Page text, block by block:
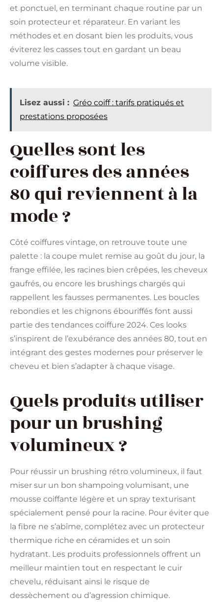
et ponctuel, en terminant chaque routine par un
soin protecteur et réparateur. En variant les
méthodes et en dosant bien les produits, vous
éviterez les casses tout en gardant un beau
volume visible.
Lisez aussi : Gréo coiff : tarifs pratiqués et
prestations proposées
Quelles sont les
coiffures des années
80 qui reviennent à la
mode ?
Côté coiffures vintage, on retrouve toute une
palette : la coupe mulet remise au goût du jour, la
frange effilée, les racines bien crêpées, les cheveux
gaufrés, ou encore les brushings chargés qui
rappellent les fausses permanentes. Les boucles
rebondies et les chignons ébouriffés font aussi
partie des tendances coiffure 2024. Ces looks
s’inspirent de l’exubérance des années 80, tout en
intégrant des gestes modernes pour préserver le
cheveu et bien s’adapter à chaque visage.
Quels produits utiliser
pour un brushing
volumineux ?
Pour réussir un brushing rétro volumineux, il faut
miser sur un bon shampoing volumisant, une
mousse coiffante légère et un spray texturisant
spécialement pensé pour la racine. Pour éviter que
la fibre ne s’abîme, complétez avec un protecteur
thermique riche en céramides et un soin
hydratant. Les produits professionnels offrent un
meilleur maintien tout en respectant le cuir
chevelu, réduisant ainsi le risque de
dessèchement ou d’agression chimique.